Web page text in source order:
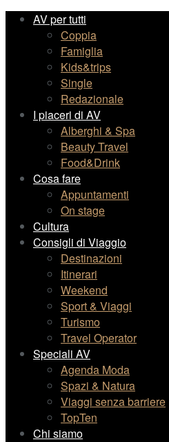
AV per tutti
Coppia
Famiglia
Kids&trips
Single
Redazionale
I piaceri di AV
Alberghi & Spa
Beauty Travel
Food&Drink
Cosa fare
Appuntamenti
On stage
Cultura
Consigli di Viaggio
Destinazioni
Itinerari
Weekend
Sport & Viaggi
Turismo
Travel Operator
Speciali AV
Agenda Moda
Spazi & Natura
Viaggi senza barriere
TopTen
Chi siamo